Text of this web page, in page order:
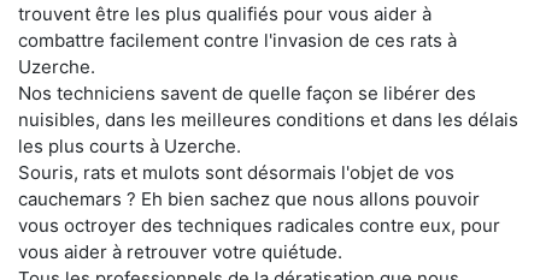
trouvent être les plus qualifiés pour vous aider à
combattre facilement contre l'invasion de ces rats à
Uzerche.
Nos techniciens savent de quelle façon se libérer des
nuisibles, dans les meilleures conditions et dans les délais
les plus courts à Uzerche.
Souris, rats et mulots sont désormais l'objet de vos
cauchemars ? Eh bien sachez que nous allons pouvoir
vous octroyer des techniques radicales contre eux, pour
vous aider à retrouver votre quiétude.